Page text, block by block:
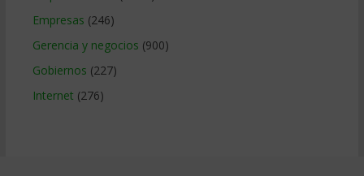
Empresas (246)
Gerencia y negocios (900)
Gobiernos (227)
Internet (276)